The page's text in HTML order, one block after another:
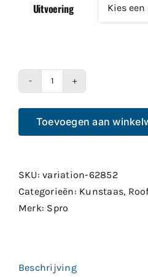
Uitvoering
Pop-
Eye
Go
12cm
5+10gr
Toevoegen aan
SKU:variation-62852
Categorieën: Kunstaas,
Merk: Spro
Beschrijving